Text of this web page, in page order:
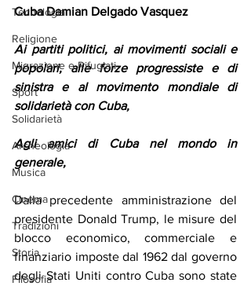
Tecnologia
Religione
Migrazione e Rifugiati
Sport
Solidarietà
Archeologia
Musica
Cinema
Tradizioni
Storia
Filosofia
Cuba Damian Delgado Vasquez
Ai partiti politici, ai movimenti sociali e
popolari, alle forze progressiste e di
sinistra e al movimento mondiale di
solidarietà con Cuba,
Agli amici di Cuba nel mondo in
generale,
Dalla precedente amministrazione del
presidente Donald Trump, le misure del
blocco economico, commerciale e
finanziario imposte dal 1962 dal governo
degli Stati Uniti contro Cuba sono state